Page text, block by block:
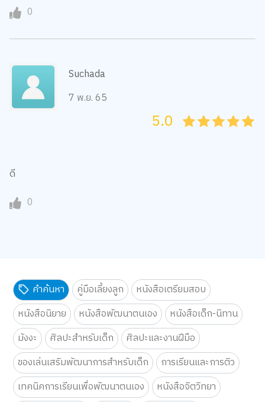
0
Suchada
7 พ.ย. 65
45
4
35
3
25
2
15
1
05
5.0
ดี
0
คำค้นหา คู่มือเลี้ยงลูก
หนังสือเตรียมสอบ
หนังสือนิยาย
หนังสือพัฒนาตนเอง
หนังสือเด็ก-นิทาน
มังงะ
ศิลปะสำหรับเด็ก
ศิลปะและงานฝีมือ
ของเล่นเสริมพัฒนาการสำหรับเด็ก
การเรียนและการติว
เทคนิคการเรียนเพื่อพัฒนาตนเอง
หนังสือจิตวิทยา